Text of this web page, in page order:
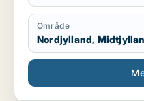
Område
Nordjylland,